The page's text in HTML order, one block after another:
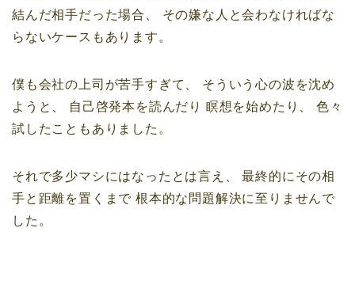
結んだ相手だった場合、
その嫌な人と会わなければな
らないケースもあります。
僕も会社の上司が苦手すぎて、
そういう心の波を沈め
ようと、
自己啓発本を読んだり 瞑想を始めたり、
色々
試したこともありました。
それで多少マシにはなったとは言え、
最終的にその相
手と距離を置くまで 根本的な問題解決に至りませんで
した。